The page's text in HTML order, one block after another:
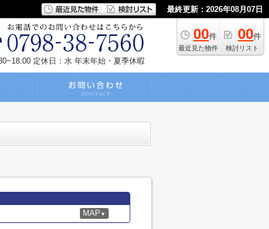
最終更新：2026年08月07日
00件
最近見た物件
00件
検討リスト
定休日：水 年末年始・夏季休暇
MAP ▼